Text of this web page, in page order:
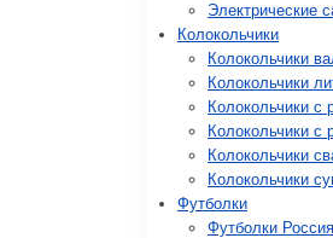
Электрические
Колокольчики
Колокольчики
Колокольчики
Колокольчики с
Колокольчики с
Колокольчики
Колокольчики
Футболки
Футболки Россия